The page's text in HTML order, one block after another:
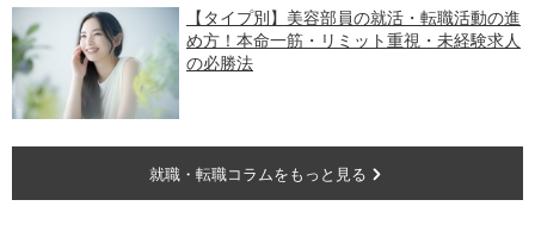
【タイプ別】美容部員の就活・転職活動の進
め方！本命一筋・リミット重視・未経験求人
の必勝法
就職・転職コラムをもっと見る